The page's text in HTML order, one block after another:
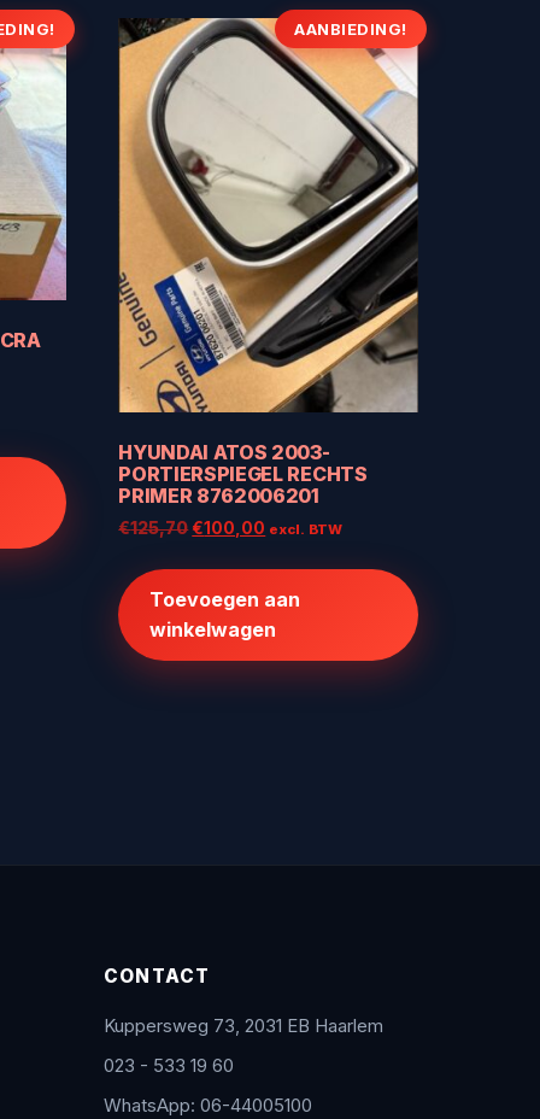
AANBIEDING!
HYUNDAI ATOS 2003-
PORTIERSPIEGEL RECHTS
PRIMER 8762006201
€125,70Oorspronkelijke
€125,70.
€100,00 Huidige
€100,00.
excl. BTW
Toevoegen aan
winkelwagen
CONTACT
Kuppersweg 73, 2031 EB Haarlem
023 - 533 19 60
WhatsApp: 06-44005100